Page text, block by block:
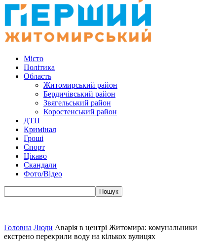
Місто
Політика
Область
Житомирський район
Бердичівський район
Звягельський район
Коростенський район
ДТП
Кримінал
Гроші
Спорт
Цікаво
Скандали
Фото/Відео
Головна Люди Аварія в центрі Житомира: комунальники
екстрено перекрили воду на кількох вулицях